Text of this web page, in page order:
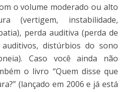
o volume moderado ou alto
(vertigem, instabilidade,
perda auditiva (perda de
distúrbios do sono
Caso você ainda não
o livro “Quem disse que
(lançado em 2006 e já está